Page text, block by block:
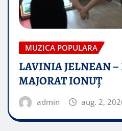
MUZICA POPULARA
LAVINIA JELNEAN
MAJORAT IONUŢ
admin aug. 2,